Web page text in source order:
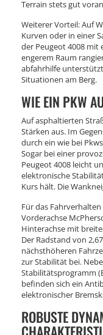
Terrain stets gut
Weiterer Vorteil: Auf
Kurven oder in einer
der Peugeot 4008 mit
engerem Raum
abfahrhilfe
Situationen am Berg.
WIE EIN PKW
Auf asphaltierten
Stärken aus. Im
durch ein wie bei
Sogar bei einer
Peugeot 4008 leicht
elektronische
Kurs hält. Die
Für das
Vorderachse
Hinterachse mit
Der Radstand von
nächsthöheren
zur Stabilität bei.
Stabilitätsprogramm
befinden sich ein
elektronischer
ROBUSTE